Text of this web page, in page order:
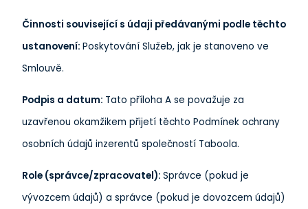
Činnosti související s údaji předávanými podle těchto
ustanovení: Poskytování Služeb, jak je stanoveno ve
Smlouvě.
Podpis a datum: Tato příloha A se považuje za
uzavřenou okamžikem přijetí těchto Podmínek ochrany
osobních údajů inzerentů společností Taboola.
Role (správce/zpracovatel): Správce (pokud je
vývozcem údajů) a správce (pokud je dovozcem údajů)